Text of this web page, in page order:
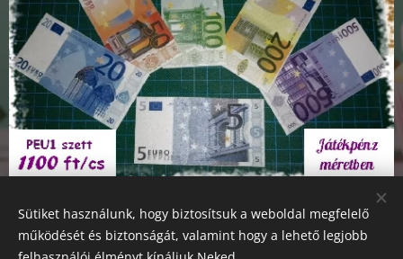
ostyapénz euró
Sütiket használunk, hogy biztosítsuk a weboldal megfelelő
működését és biztonságát, valamint hogy a lehető legjobb